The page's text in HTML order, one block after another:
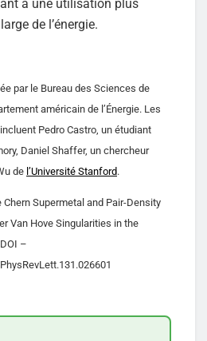
à une utilisation plus
de l’énergie.
par le Bureau des Sciences de
américain de l’Énergie. Les
Pedro Castro, un étudiant
Daniel Shaffer, un chercheur
de l’Université Stanford.
Supermetal and Pair-Density
Van Hove Singularities in the
–